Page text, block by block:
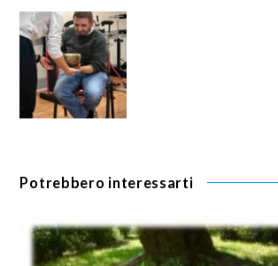
Potrebbero interessarti